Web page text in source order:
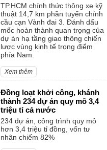
TP.HCM chính thức thông xe kỹ
thuật 14,7 km phần tuyến chính
cầu cạn Vành đai 3. Đánh dấu
mốc hoàn thành quan trọng của
dự án hạ tầng giao thông chiến
lược vùng kinh tế trọng điểm
phía Nam.
Xem thêm
Đồng loạt khởi công, khánh
thành 234 dự án quy mô 3,4
triệu tỉ cả nước
234 dự án, công trình quy mô
hơn 3,4 triệu tỉ đồng, vốn tư
nhân chiếm 82%